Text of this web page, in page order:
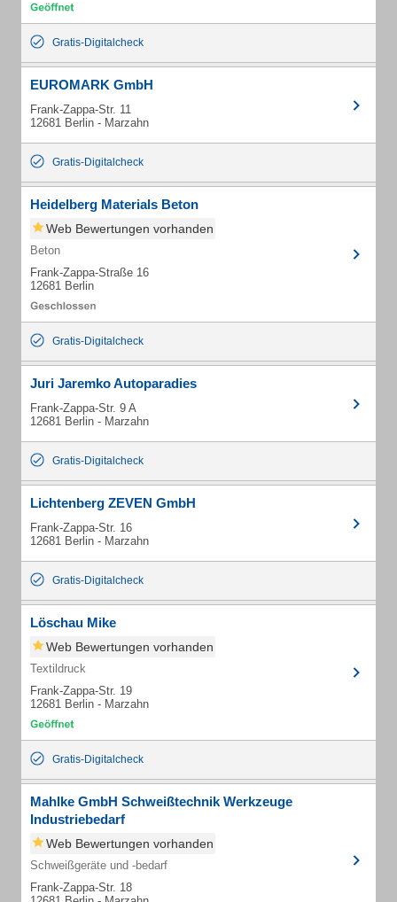
Gratis-Digitalcheck
EUROMARK GmbH
Frank-Zappa-Str. 11
12681 Berlin - Marzahn
Gratis-Digitalcheck
Heidelberg Materials Beton
Web Bewertungen vorhanden
Beton
Frank-Zappa-Straße 16
12681 Berlin
Gratis-Digitalcheck
Juri Jaremko Autoparadies
Frank-Zappa-Str. 9 A
12681 Berlin - Marzahn
Gratis-Digitalcheck
Lichtenberg ZEVEN GmbH
Frank-Zappa-Str. 16
12681 Berlin - Marzahn
Gratis-Digitalcheck
Löschau Mike
Web Bewertungen vorhanden
Textildruck
Frank-Zappa-Str. 19
12681 Berlin - Marzahn
Gratis-Digitalcheck
Mahlke GmbH Schweißtechnik Werkzeuge
Industriebedarf
Web Bewertungen vorhanden
Schweißgeräte und -bedarf
Frank-Zappa-Str. 18